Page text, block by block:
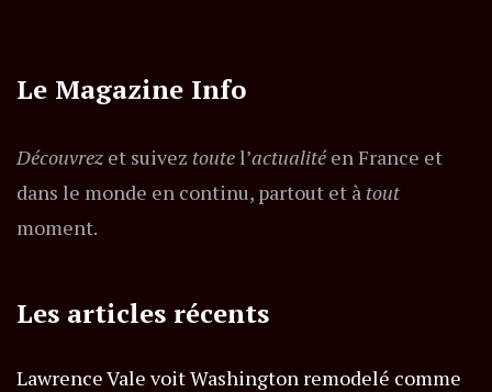
Le Magazine Info
Découvrez et suivez toutel’actualitéen France et
dans le monde en continu, partout et à tout
moment.
Les articles récents
Lawrence Vale voit Washington remodelé comme